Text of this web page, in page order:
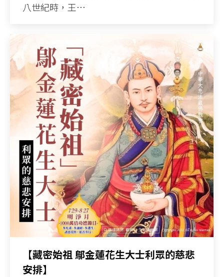
八世紀時，王…
【藏密始祖 鄔金蓮花生大士利眾的慈悲
安排】